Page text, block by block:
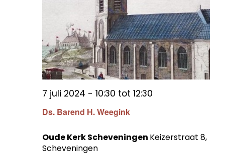
Ds. Barend H. Weegink
7 juli 2024 - 10:30 tot 12:30
Oude Kerk Scheveningen Keizerstraat 8,
Scheveningen